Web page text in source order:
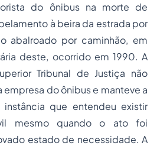
do ônibus na morte de
à beira da estrada por
abalroado por caminhão, em
deste, ocorrido em 1990. A
Tribunal de Justiça não
empresa do ônibus e manteve a
que entendeu existir
mesmo quando o ato foi
estado de necessidade. A